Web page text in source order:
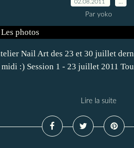
02.08.2011
Par yoko
Nail Art des 23 et 30 juillet
:) Session 1 - 23 juillet 2011
Lire la suite